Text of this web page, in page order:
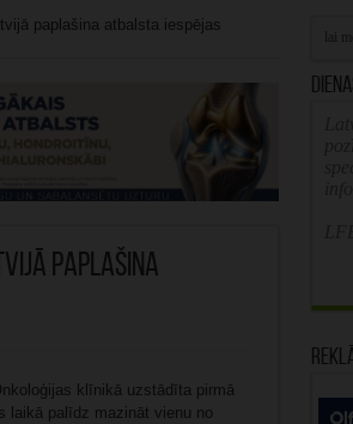
paplašina atbalsta iespējas
paplašina
klīnikā uzstādīta pirmā
laikā palīdz mazināt vienu no